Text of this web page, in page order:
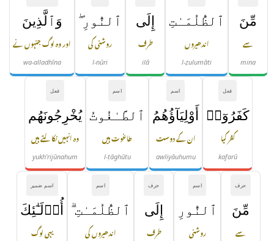
مِّنَ
سے
mina
ٱلظُّلُمَـٰتِ
اندھیروں
l-ẓulumāti
إِلَى
طرف
ilā
ٱلنُّورِ ۖ
روشنی کی
l-nūri
وَٱلَّذِينَ
اور وہ لوگ جنہوں نے
wa-alladhīna
فعل
كَفَرُوٓا۟
کفر کیا
kafarū
اسم
أَوْلِيَآؤُهُمُ
ان کے دوست
awliyāuhumu
اسم
ٱلطَّـٰغُوتُ
طاغوت ہیں
l-ṭāghūtu
فعل
يُخْرِجُونَهُم
وہ انہیں نکالتے ہیں
yukh'rijūnahum
حرف
مِّنَ
سے
اسم
ٱلنُّورِ
روشنی
حرف
إِلَى
طرف
اسم
ٱلظُّلُمَـٰتِ ۗ
اندھیروں کی
اسم ضمیر
أُو۟لَـٰٓئِكَ
یہی لوگ